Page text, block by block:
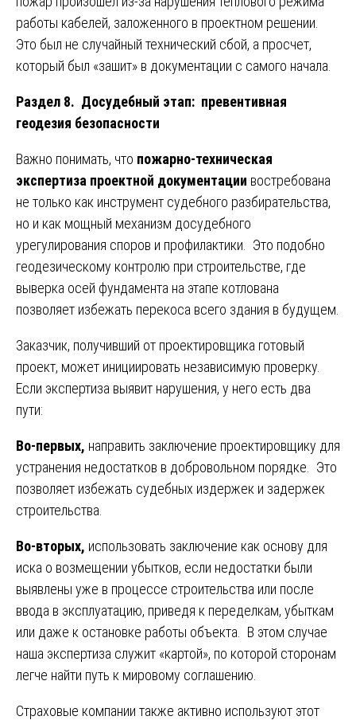
работы кабелей, заложенного в проектном решении.
Это был не случайный технический сбой, а просчет,
который был «зашит» в документации с самого начала.
Раздел 8. Досудебный этап: превентивная
геодезия безопасности
Важно понимать, что пожарно-техническая
экспертиза проектной документации востребована
не только как инструмент судебного разбирательства,
но и как мощный механизм досудебного
урегулирования споров и профилактики. Это подобно
геодезическому контролю при строительстве, где
выверка осей фундамента на этапе котлована
позволяет избежать перекоса всего здания в будущем.
Заказчик, получивший от проектировщика готовый
проект, может инициировать независимую проверку.
Если экспертиза выявит нарушения, у него есть два
пути:
Во-первых, направить заключение проектировщику для
устранения недостатков в добровольном порядке. Это
позволяет избежать судебных издержек и задержек
строительства.
Во-вторых, использовать заключение как основу для
иска о возмещении убытков, если недостатки были
выявлены уже в процессе строительства или после
ввода в эксплуатацию, приведя к переделкам, убыткам
или даже к остановке работы объекта. В этом случае
наша экспертиза служит «картой», по которой сторонам
легче найти путь к мировому соглашению.
Страховые компании также активно используют этот